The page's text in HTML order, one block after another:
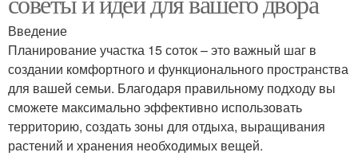
Введение
Планирование участка 15 соток – это важный шаг в
создании комфортного и функционального пространства
для вашей семьи. Благодаря правильному подходу вы
сможете максимально эффективно использовать
территорию, создать зоны для отдыха, выращивания
растений и хранения необходимых вещей.